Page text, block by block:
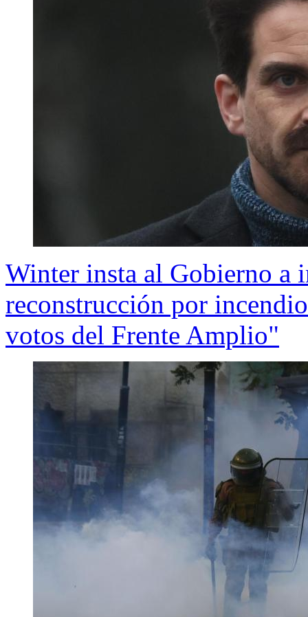
Winter insta al Gobierno a
reconstrucción por
votos del Frente Amplio"